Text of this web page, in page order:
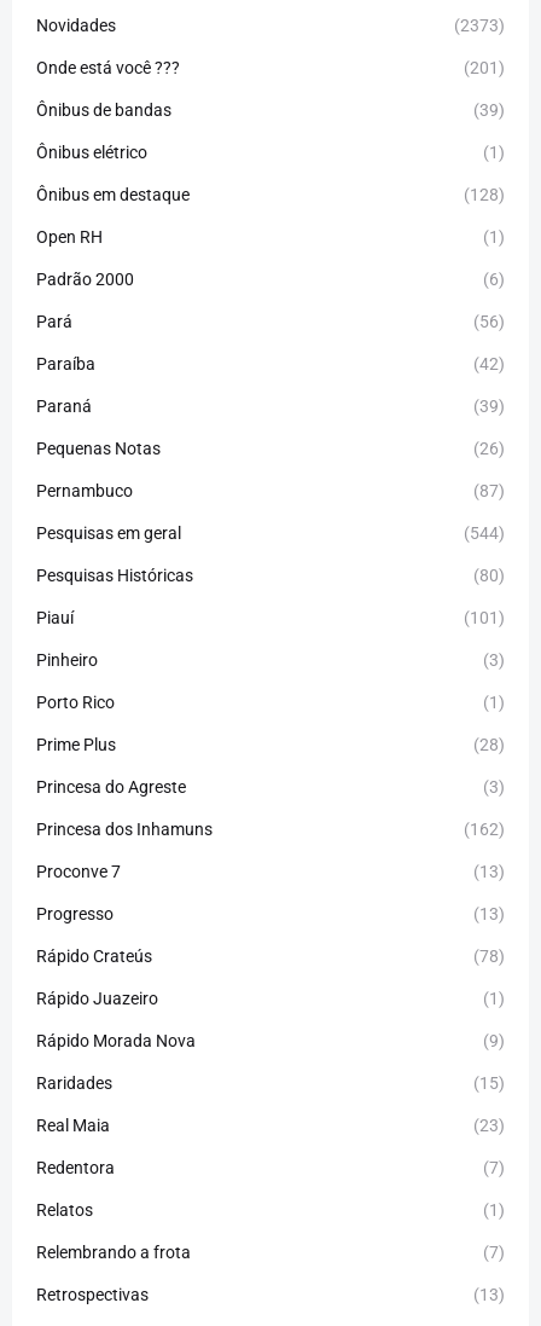
Novidades (2373)
Onde está você ??? (201)
Ônibus de bandas (39)
Ônibus elétrico (1)
Ônibus em destaque (128)
Open RH (1)
Padrão 2000 (6)
Pará (56)
Paraíba (42)
Paraná (39)
Pequenas Notas (26)
Pernambuco (87)
Pesquisas em geral (544)
Pesquisas Históricas (80)
Piauí (101)
Pinheiro (3)
Porto Rico (1)
Prime Plus (28)
Princesa do Agreste (3)
Princesa dos Inhamuns (162)
Proconve 7 (13)
Progresso (13)
Rápido Crateús (78)
Rápido Juazeiro (1)
Rápido Morada Nova (9)
Raridades (15)
Real Maia (23)
Redentora (7)
Relatos (1)
Relembrando a frota (7)
Retrospectivas (13)